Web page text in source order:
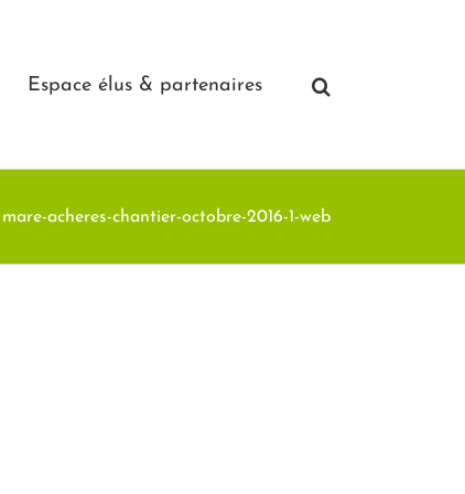
Espace élus & partenaires
mare-acheres-chantier-octobre-2016-1-web